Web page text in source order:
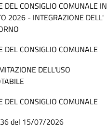
DEL CONSIGLIO COMUNALE IN
2026 - INTEGRAZIONE DELL'
DEL CONSIGLIO COMUNALE
DELL'USO
DEL CONSIGLIO COMUNALE
36 del 15/07/2026